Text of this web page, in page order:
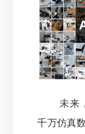
未来，
千万仿真